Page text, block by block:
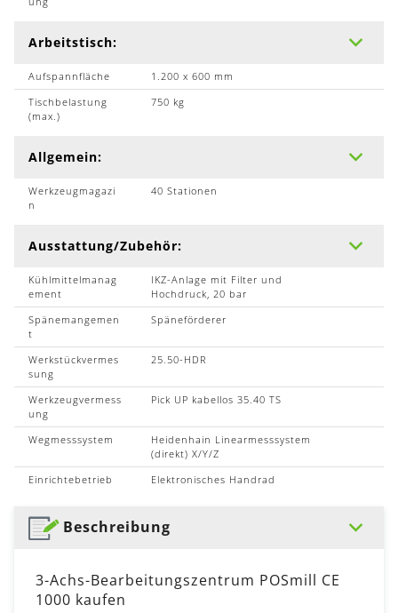
Arbeitstisch:
Aufspannfläche
1.200 x 600 mm
Tischbelastung
(max.)
750 kg
Allgemein:
Werkzeugmagazi
n
40 Stationen
Ausstattung/Zubehör:
Kühlmittelmanag
ement
IKZ-Anlage mit Filter und
Hochdruck, 20 bar
Spänemangemen
t
Späneförderer
Werkstückvermes
sung
25.50-HDR
Werkzeugvermess
ung
Pick UP kabellos 35.40 TS
Wegmesssystem
Heidenhain Linearmesssystem
(direkt) X/Y/Z
Einrichtebetrieb
Elektronisches Handrad
Beschreibung
3-Achs-Bearbeitungszentrum POSmill CE
1000 kaufen